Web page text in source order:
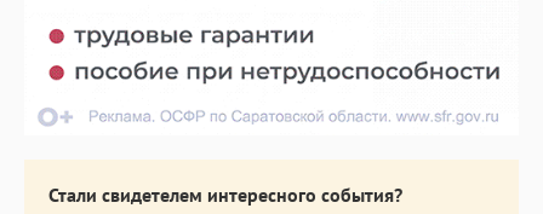
Стали свидетелем интересного события?